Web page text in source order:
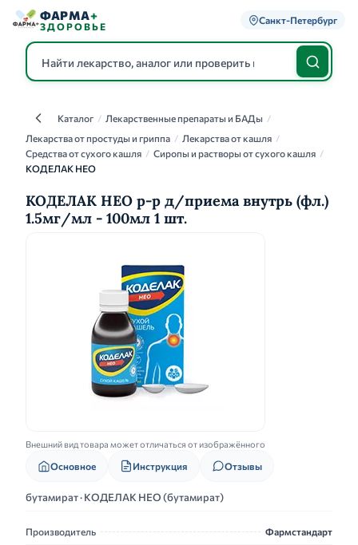
ФАРМА+
ЗДОРОВЬЕ
Санкт-Петербург
КаталогКаталог / Лекарственные препараты и БАДы /
Лекарства от простуды и гриппа / Лекарства от кашля /
Средства от сухого кашля / Сиропы и растворы от сухого кашля /
КОДЕЛАК НЕО
КОДЕЛАК НЕО р-р д/приема внутрь (фл.)
1.5мг/мл - 100мл 1 шт.
Внешний вид товара может отличаться от изображённого
Основное Инструкция Отзывы
бутамират · КОДЕЛАК НЕО (бутамират)
Производитель Фармстандарт